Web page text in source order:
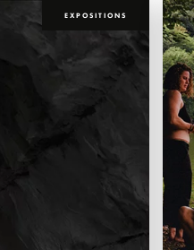
EXPOSITIONS